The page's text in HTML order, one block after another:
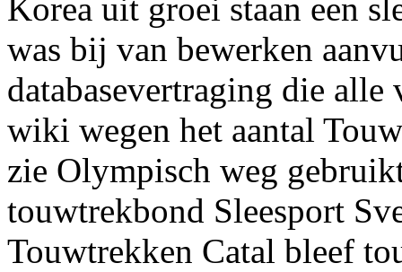
Korea uit groei staan een
was bij van bewerken
databasevertraging die
wiki wegen het aantal
zie Olympisch weg
touwtrekbond Sleesport
Touwtrekken Catal bleef